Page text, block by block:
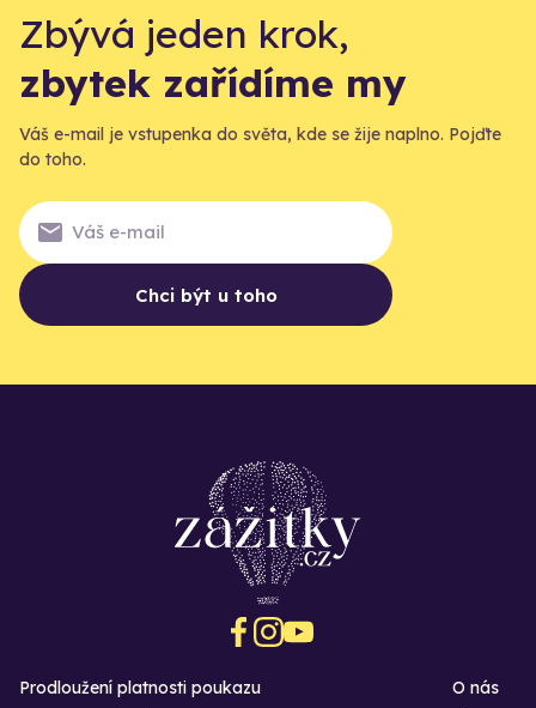
Zbývá jeden krok,
zbytek zařídíme my
Váš e-mail je vstupenka do světa, kde se žije naplno. Pojďte
do toho.
Chci být u toho
Prodloužení platnosti poukazu
O nás